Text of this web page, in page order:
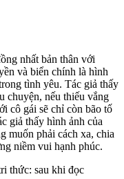
nhất bản thân với
và biển chính là hình
tình yêu. Tác giả thấy
chuyện, nếu thiếu vắng
cô gái sẽ chỉ còn bão tố
giả thấy hình ảnh của
muốn phải cách xa, chia
niềm vui hạnh phúc.
thức: sau khi đọc